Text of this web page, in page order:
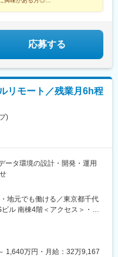
駅(富山県)、七ツ屋駅、新福井
園駅、猿猴橋町駅、高知橋駅、
桟橋通駅、二本木口駅、五島町
、下落合駅、武蔵溝ノ口駅、な
駅前駅、栄駅(愛知県)、呉服町
応募する
リモート／残業月6h程
)
ータ環境の設計・開発・運用
地元でも働ける／東京都千代
ル 南棟4階＜アクセス＞・東
線 「九段下駅」徒歩1分（1番
ワークのため、地元で働くな
かと話しながら仕事したい」
1,640万円・月給：32万9,167